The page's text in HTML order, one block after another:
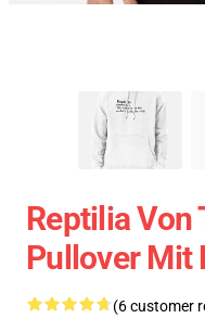
Reptilia Von
Pullover Mit
(6 customer